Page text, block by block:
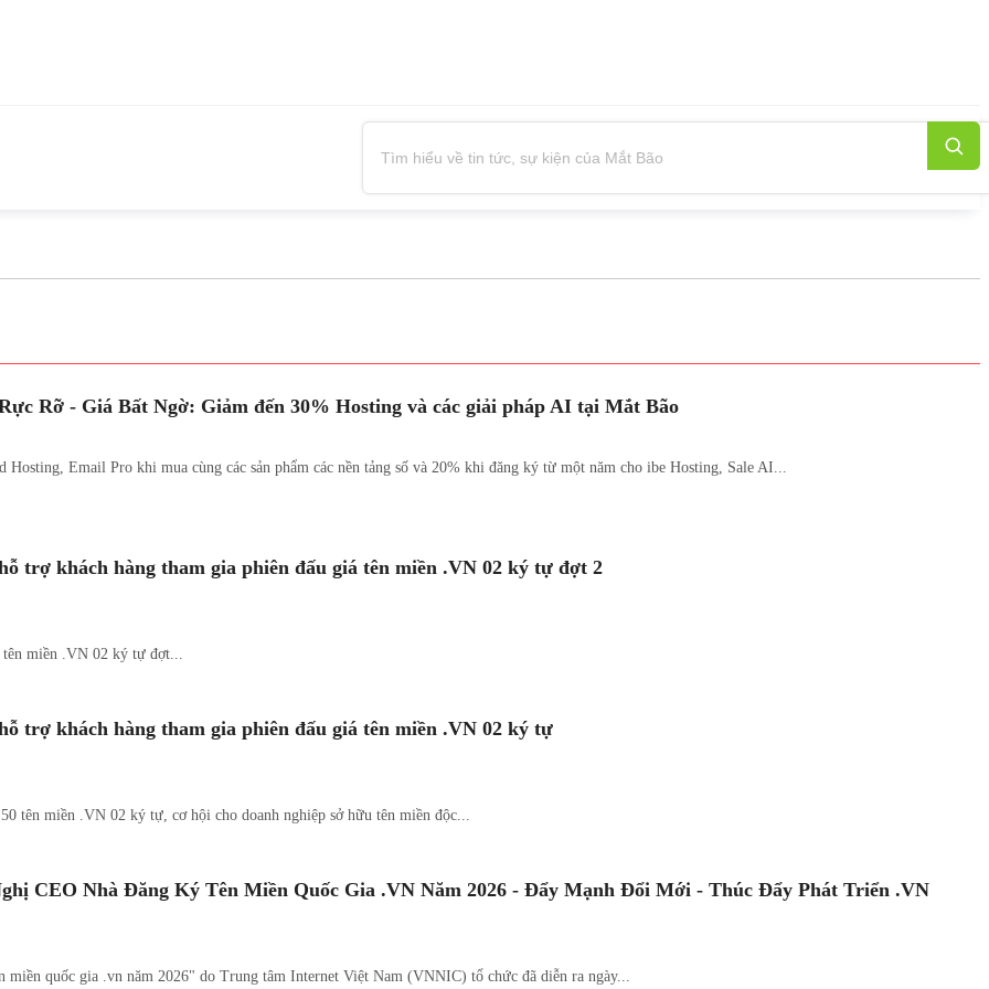
Rỡ - Giá Bất Ngờ: Giảm đến 30% Hosting và các giải pháp AI tại Mắt Bão
Email Pro khi mua cùng các sản phẩm các nền tảng số và 20% khi đăng ký từ một năm cho ibe Hosting, Sale AI...
trợ khách hàng tham gia phiên đấu giá tên miền .VN 02 ký tự đợt 2
miền .VN 02 ký tự đợt...
trợ khách hàng tham gia phiên đấu giá tên miền .VN 02 ký tự
tên miền .VN 02 ký tự, cơ hội cho doanh nghiệp sở hữu tên miền độc...
CEO Nhà Đăng Ký Tên Miền Quốc Gia .VN Năm 2026 - Đẩy Mạnh Đổi Mới - Thúc Đẩy Phát Triển .VN
miền quốc gia .vn năm 2026" do Trung tâm Internet Việt Nam (VNNIC) tổ chức đã diễn ra ngày...